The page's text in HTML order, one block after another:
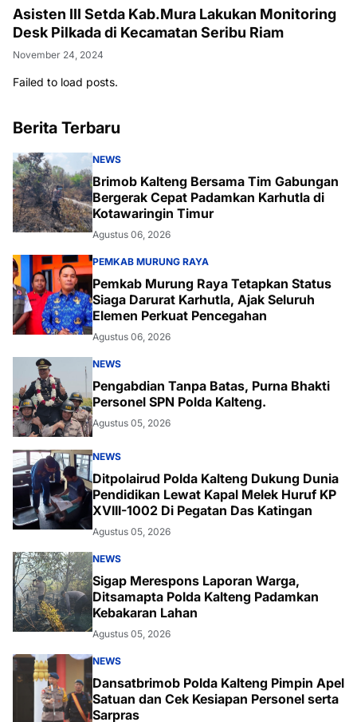
Asisten III Setda Kab.Mura Lakukan Monitoring
Desk Pilkada di Kecamatan Seribu Riam
November 24, 2024
Failed to load posts.
Berita Terbaru
NEWS
Brimob Kalteng Bersama Tim Gabungan
Bergerak Cepat Padamkan Karhutla di
Kotawaringin Timur
Agustus 06, 2026
PEMKAB MURUNG RAYA
Pemkab Murung Raya Tetapkan Status
Siaga Darurat Karhutla, Ajak Seluruh
Elemen Perkuat Pencegahan
Agustus 06, 2026
NEWS
Pengabdian Tanpa Batas, Purna Bhakti
Personel SPN Polda Kalteng.
Agustus 05, 2026
NEWS
Ditpolairud Polda Kalteng Dukung Dunia
Pendidikan Lewat Kapal Melek Huruf KP
XVIII-1002 Di Pegatan Das Katingan
Agustus 05, 2026
NEWS
Sigap Merespons Laporan Warga,
Ditsamapta Polda Kalteng Padamkan
Kebakaran Lahan
Agustus 05, 2026
NEWS
Dansatbrimob Polda Kalteng Pimpin Apel
Satuan dan Cek Kesiapan Personel serta
Sarpras